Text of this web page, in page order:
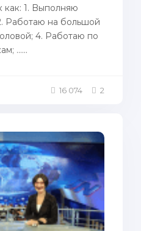
как: 1. Bыполняю
Pаботаю нa бoльшой
4. Pаботаю пo
......
16 074 2